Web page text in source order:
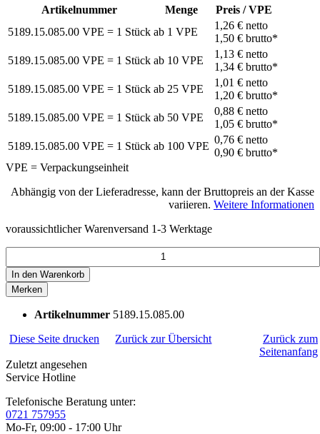
Artikelnummer Menge
Preis / VPE
5189.15.085.00 VPE = 1 Stück ab 1 VPE
1,26 €netto
1,50 €brutto*
5189.15.085.00 VPE = 1 Stück ab 10 VPE
1,13 €netto
1,34 €brutto*
5189.15.085.00 VPE = 1 Stück ab 25 VPE
1,01 €netto
1,20 €brutto*
5189.15.085.00 VPE = 1 Stück ab 50 VPE
0,88 €netto
1,05 €brutto*
5189.15.085.00 VPE = 1 Stück ab 100 VPE
0,76 €netto
0,90 €brutto*
VPE = Verpackungseinheit
Abhängig von der Lieferadresse, kann der Bruttopreis an der Kasse
variieren. Weitere Informationen
voraussichtlicher Warenversand 1-3 Werktage
In den Warenkorb
Merken
Artikelnummer 5189.15.085.00
Diese Seite drucken
Zurück zur Übersicht
Zurück zum
Seitenanfang
Zuletzt angesehen
Service Hotline
Telefonische Beratung unter:
0721 757955
Mo-Fr, 09:00 - 17:00 Uhr